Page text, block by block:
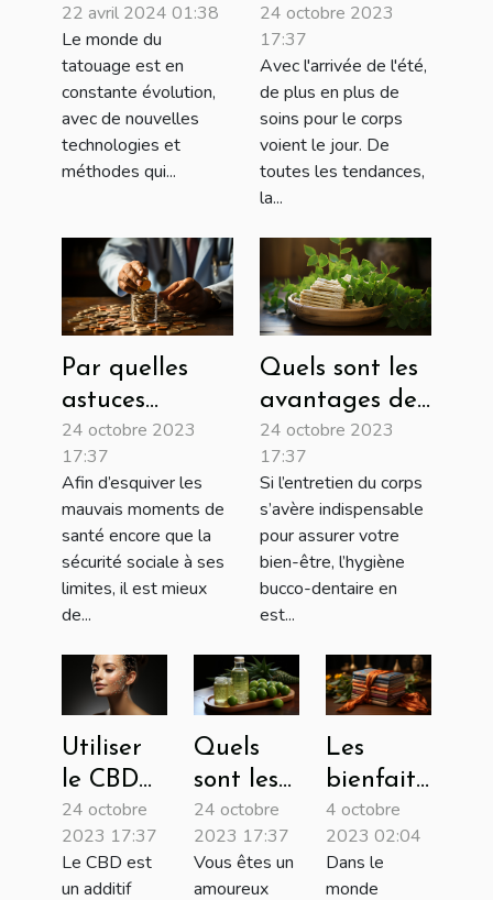
dans les
équipements
de tatouage
en 2023
22 avril 2024 01:38
Le monde du
tatouage est en
constante évolution,
avec de nouvelles
technologies et
méthodes qui...
lorsqu’on
réalise la
cryolipolyse ?
24 octobre 2023
17:37
Avec l'arrivée de l'été,
de plus en plus de
soins pour le corps
voient le jour. De
toutes les tendances,
la...
Par quelles
astuces
obtenir une
assurance
santé moins
chère ?
24 octobre 2023
17:37
Afin d’esquiver les
mauvais moments de
santé encore que la
sécurité sociale à ses
limites, il est mieux
de...
Quels sont les
avantages de
l’usage d’une
brosse à dents
en bambou ?
24 octobre 2023
17:37
Si l’entretien du corps
s’avère indispensable
pour assurer votre
bien-être, l’hygiène
bucco-dentaire en
est...
Utiliser
le CBD
pour
traiter
vos
24 octobre
2023 17:37
Le CBD est
un additif
Quels
sont les
bienfaits
de l’aloe
vera ?
24 octobre
2023 17:37
Vous êtes un
amoureux
Les
bienfaits
du yoga
pour la
santé
4 octobre
2023 02:04
Dans le
monde